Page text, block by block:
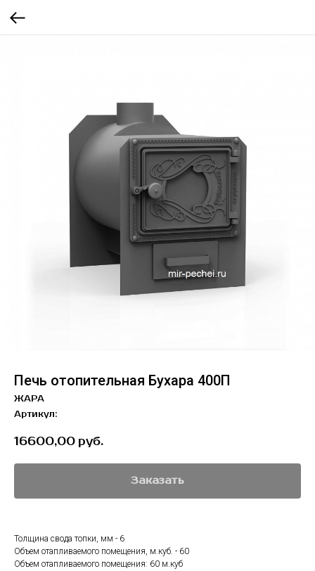
Печь отопительная Бухара 400П
ЖАРА
Артикул:
16600,00 руб.
Заказать
Толщина свода топки, мм - 6
Объем отапливаемого помещения, м.куб. - 60
Объем отапливаемого помещения: 60 м.куб